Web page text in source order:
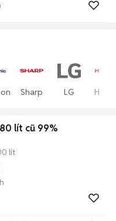
Sharp LG
lít cũ 99%
lít